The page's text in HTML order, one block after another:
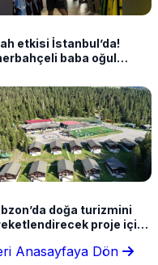
etkisi İstanbul’da!
baba oğul
doğa turizmini
proje için
Anasayfaya Dön